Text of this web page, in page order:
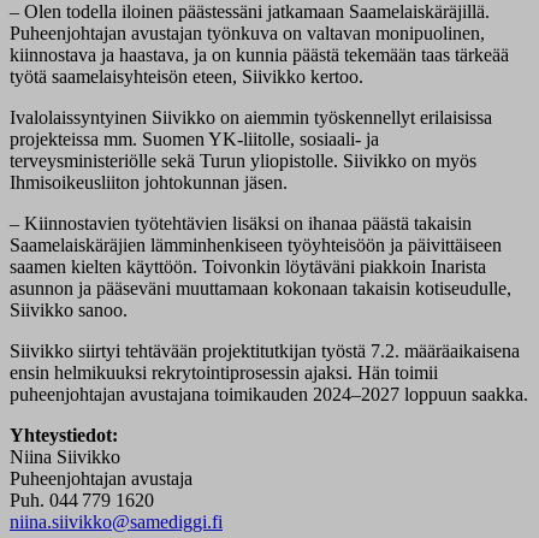
– Olen todella iloinen päästessäni jatkamaan Saamelaiskäräjillä.
Puheenjohtajan avustajan työnkuva on valtavan monipuolinen,
kiinnostava ja haastava, ja on kunnia päästä tekemään taas tärkeää
työtä saamelaisyhteisön eteen, Siivikko kertoo.
Ivalolaissyntyinen Siivikko on aiemmin työskennellyt erilaisissa
projekteissa mm. Suomen YK-liitolle, sosiaali- ja
terveysministeriölle sekä Turun yliopistolle. Siivikko on myös
Ihmisoikeusliiton johtokunnan jäsen.
– Kiinnostavien työtehtävien lisäksi on ihanaa päästä takaisin
Saamelaiskäräjien lämminhenkiseen työyhteisöön ja päivittäiseen
saamen kielten käyttöön. Toivonkin löytäväni piakkoin Inarista
asunnon ja pääseväni muuttamaan kokonaan takaisin kotiseudulle,
Siivikko sanoo.
Siivikko siirtyi tehtävään projektitutkijan työstä 7.2. määräaikaisena
ensin helmikuuksi rekrytointiprosessin ajaksi. Hän toimii
puheenjohtajan avustajana toimikauden 2024–2027 loppuun saakka.
Yhteystiedot:
Niina Siivikko
Puheenjohtajan avustaja
Puh. 044 779 1620
niina.siivikko@samediggi.fi